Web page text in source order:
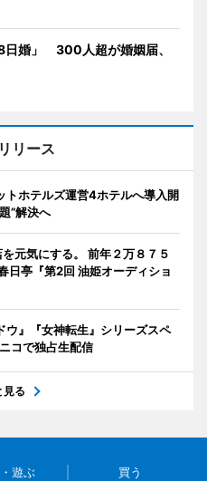
日婚」 300人超が婚姻届、
リース
トホテルズ運営4ホテルへ導入開
”解決へ
元気にする。 前年２万８７５
日亭『第2回 油姫オーディショ
ウ』『女神転生』シリーズスペ
コで独占生配信
見る
遊ぶ 買う